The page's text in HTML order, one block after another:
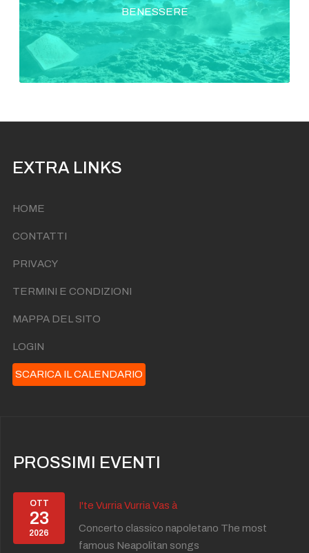
BENESSERE
EXTRA LINKS
HOME
CONTATTI
PRIVACY
TERMINI E CONDIZIONI
MAPPA DEL SITO
LOGIN
SCARICA IL CALENDARIO
PROSSIMI EVENTI
OTT
23
2026
I'te Vurria Vurria Vas à
Concerto classico napoletano The most
famous Neapolitan songs